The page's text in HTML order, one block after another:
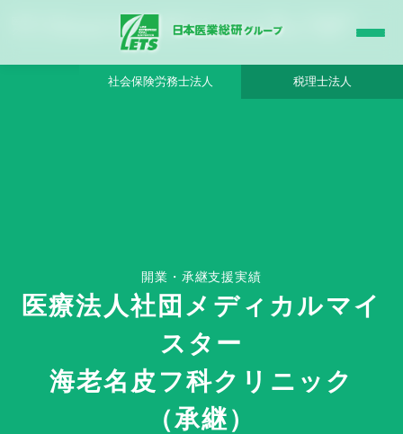
医療法人社団メディカルマイスター 海老名皮フ科クリニック（承継） - 日本医業総研
グループ |日本医業総研｜医院開業・承継・クリニック経営支援・医療モール開発
社会保険労務士法人 税理士法人
開業・承継支援実績
医療法人社団メディカルマイ
スター
海老名皮フ科クリニック
（承継）
医療法人社団メディカルマイスター 海老名皮フ科クリニック（承継） - 日本医